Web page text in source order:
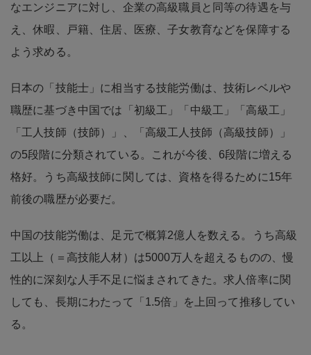
なエンジニアに対し、企業の高級職員と同等の待遇を与
え、休暇、戸籍、住居、医療、子女教育などを保障する
よう求める。
日本の「技能士」に相当する技能労働は、技術レベルや
職歴に基づき中国では「初級工」「中級工」「高級工」
「工人技師（技師）」、「高級工人技師（高級技師）」
の5段階に分類されている。これが今後、6段階に増える
格好。うち高級技師に関しては、資格を得るために15年
前後の職歴が必要だ。
中国の技能労働は、足元で概算2億人を数える。うち高級
工以上（＝高技能人材）は5000万人を超えるものの、慢
性的に深刻な人手不足に悩まされてきた。求人倍率に関
しても、長期にわたって「1.5倍」を上回って推移してい
る。